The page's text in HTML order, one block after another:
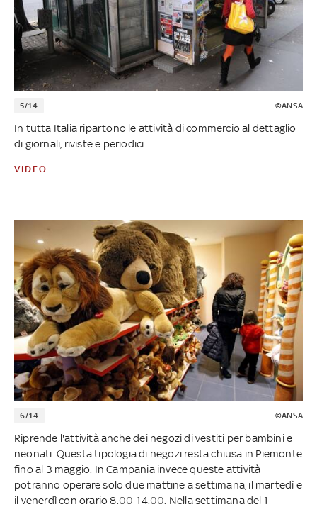
5/14 ©ANSA
In tutta Italia ripartono le attività di commercio al dettaglio
di giornali, riviste e periodici
VIDEO
6/14 ©ANSA
Riprende l'attività anche dei negozi di vestiti per bambini e
neonati. Questa tipologia di negozi resta chiusa in Piemonte
fino al 3 maggio. In Campania invece queste attività
potranno operare solo due mattine a settimana, il martedì e
il venerdì con orario 8.00-14.00. Nella settimana del 1